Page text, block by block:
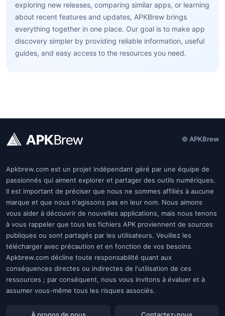
exploring new releases, comparing similar apps, or learning
about recent features and updates, APKBrew brings
everything together in one place. Our goal is to make app
discovery simpler by providing reliable information, useful
guides, and easy access to the resources you need.
© APKBrew
Apkbrew.com est un projet indépendant géré par une équipe de
passionnés qui aiment explorer et partager des outils numériques.
Il est important de préciser que nous ne sommes affiliés à aucune
marque et que nous n'agissons pas en leur nom. Nous aimons
vous aider à découvrir de nouvelles applications, mais nous tenons
à vous rappeler que tous les fichiers APK proviennent de sources
publiques ou sont partagés par les utilisateurs. Veuillez les
télécharger avec précaution et en fonction de vos besoins.
Apkbrew.com décline toute responsabilité quant aux
conséquences directes ou indirectes de l'utilisation de ces
ressources ; par conséquent, nous vous invitons à évaluer et à
assumer vous-même tous les risques associés.
À propos de nous Contactez-nous